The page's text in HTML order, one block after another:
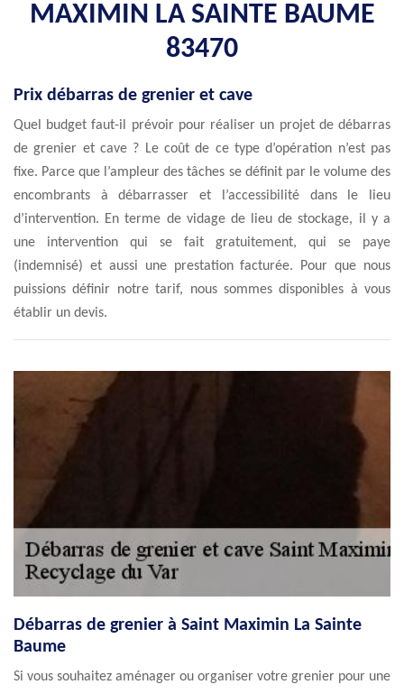
MAXIMIN LA SAINTE BAUME
83470
Prix débarras de grenier et cave
Quel budget faut-il prévoir pour réaliser un projet de débarras
de grenier et cave ? Le coût de ce type d’opération n’est pas
fixe. Parce que l’ampleur des tâches se définit par le volume des
encombrants à débarrasser et l’accessibilité dans le lieu
d’intervention. En terme de vidage de lieu de stockage, il y a
une intervention qui se fait gratuitement, qui se paye
(indemnisé) et aussi une prestation facturée. Pour que nous
puissions définir notre tarif, nous sommes disponibles à vous
établir un devis.
Débarras de grenier à Saint Maximin La Sainte
Baume
Si vous souhaitez aménager ou organiser votre grenier pour une